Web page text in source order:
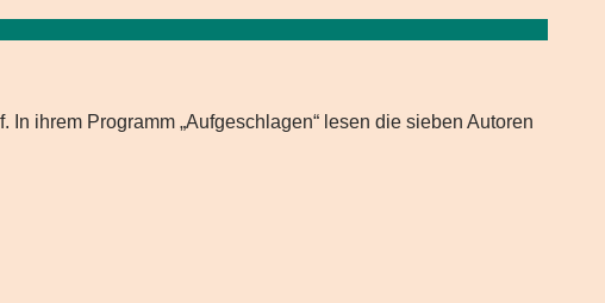
ihrem Programm „Aufgeschlagen“ lesen die sieben Autoren